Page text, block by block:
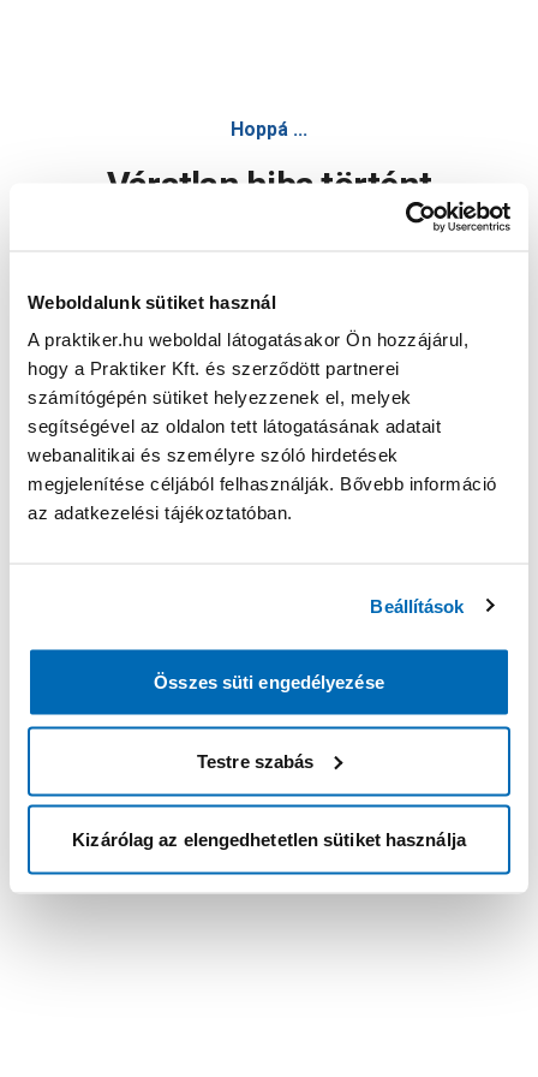
Weboldalunk sütiket használ
A praktiker.hu weboldal látogatásakor Ön hozzájárul,
hogy a Praktiker Kft. és szerződött partnerei
számítógépén sütiket helyezzenek el, melyek
segítségével az oldalon tett látogatásának adatait
webanalitikai és személyre szóló hirdetések
megjelenítése céljából felhasználják. Bővebb információ
az adatkezelési tájékoztatóban.
Beállítások
Összes süti engedélyezése
Testre szabás
Kizárólag az elengedhetetlen sütiket használja
Hoppá ...
Váratlan hiba történt
Oldal újratöltése